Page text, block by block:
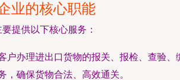
业的核心职能
提供以下核心服务：
户办理进出口货物的报关、报检、查验、
，确保货物合法、高效通关。